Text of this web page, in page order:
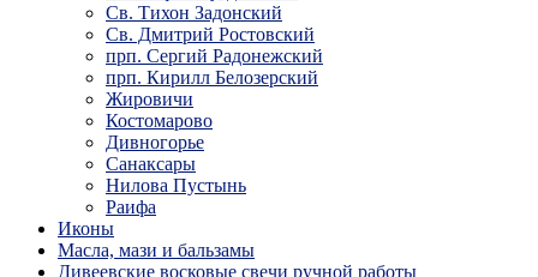
Св. Тихон Задонский
Св. Дмитрий Ростовский
прп. Сергий Радонежский
прп. Кирилл Белозерский
Жировичи
Костомарово
Дивногорье
Санаксары
Нилова Пустынь
Раифа
Иконы
Масла, мази и бальзамы
Дивеевские восковые свечи ручной работы